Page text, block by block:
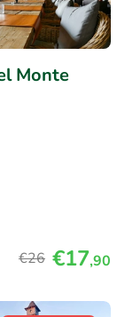
Monte
€26 €17,90